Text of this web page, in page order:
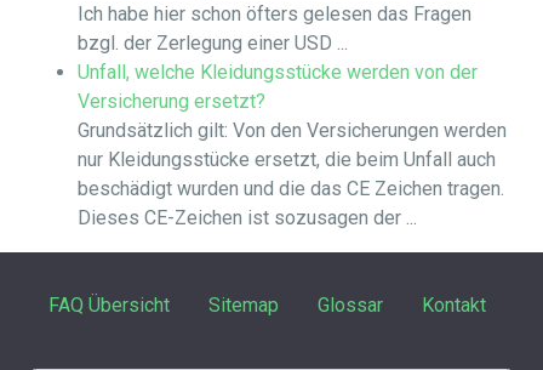
Ich habe hier schon öfters gelesen das Fragen
bzgl. der Zerlegung einer USD ...
Unfall, welche Kleidungsstücke werden von der
Versicherung ersetzt?
Grundsätzlich gilt: Von den Versicherungen werden
nur Kleidungsstücke ersetzt, die beim Unfall auch
beschädigt wurden und die das CE Zeichen tragen.
Dieses CE-Zeichen ist sozusagen der ...
FAQ Übersicht Sitemap Glossar Kontakt